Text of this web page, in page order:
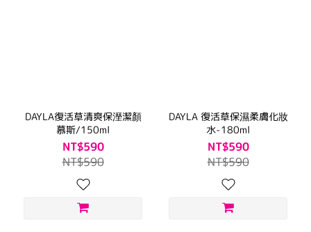
DAYLA復活草清爽保溼潔顏
慕斯/150ml
NT$590
NT$590
DAYLA 復活草保濕柔膚化妝
水-180ml
NT$590
NT$590